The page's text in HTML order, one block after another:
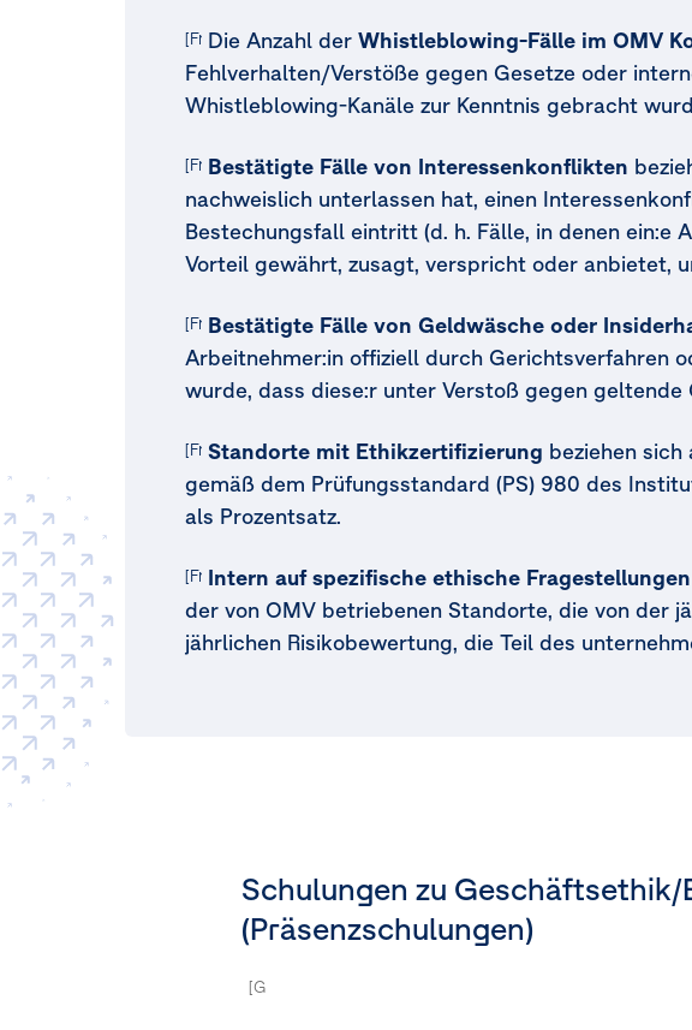
[Freiwillig] [MDR-M.77a]
Die Anzahl der Whistleblowing-Fälle im OMV
Fehlverhalten/Verstöße gegen Gesetze oder
Whistleblowing-Kanäle zur Kenntnis gebracht
[Freiwillig] [MDR-M.77a]
Bestätigte Fälle von Interessenkonflikten
nachweislich unterlassen hat, einen
Bestechungsfall eintritt (d. h. Fälle, in denen ein:e
Vorteil gewährt, zusagt, verspricht oder anbietet,
[Freiwillig] [MDR-M.77a]
Bestätigte Fälle von Geldwäsche oder
Arbeitnehmer:in offiziell durch Gerichtsverfahren
wurde, dass diese:r unter Verstoß gegen
[Freiwillig] [MDR-M.77a]
Standorte mit Ethikzertifizierung beziehen
gemäß dem Prüfungsstandard (PS) 980 des
als Prozentsatz.
[Freiwillig] [MDR-M.77a]
Intern auf spezifische ethische
der von OMV betriebenen Standorte, die von der
jährlichen Risikobewertung, die Teil des
Schulungen zu
(Präsenzschulungen)
[G1-3.21a, 21b, 21c]